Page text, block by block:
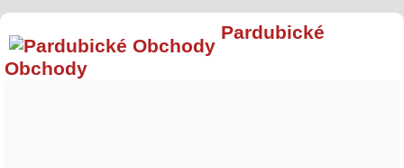
Pardubické
Obchody